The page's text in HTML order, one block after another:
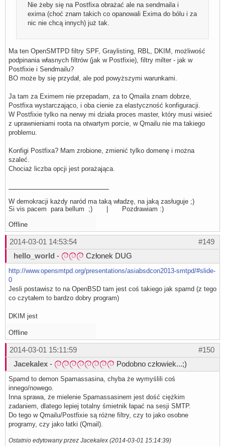
Nie żeby się na Postfixa obrażać ale na sendmaila i
exima (choć znam takich co opanowali Exima do bólu i za
nic nie chcą innych) już tak.
Ma ten OpenSMTPD filtry SPF, Graylisting, RBL, DKIM, możliwość
podpinania własnych filtrów (jak w Postfixie), filtry milter - jak w
Postfixie i Sendmailu?
BO może by się przydał, ale pod powyższymi warunkami.
Ja tam za Eximem nie przepadam, za to Qmaila znam dobrze,
Postfixa wystarczająco, i oba cienie za elastyczność konfiguracji.
W Postfixie tylko na nerwy mi działa proces master, który musi wisieć
z uprawnieniami roota na otwartym porcie, w Qmailu nie ma takiego
problemu.
Konfigi Postfixa? Mam zrobione, zmienić tylko domenę i można
szaleć.
Chociaż liczba opcji jest porażająca.
W demokracji każdy naród ma taką władzę, na jaką zasługuje ;)
Si vis pacem para bellum ;) | Pozdrawiam :)
Offline
#149
2014-03-01 14:53:54
hello_world - Członek DUG
http://www.opensmtpd.org/presentations/asiabsdcon2013-smtpd/#slide-
0
Jesli postawisz to na OpenBSD tam jest coś takiego jak spamd (z tego
co czytałem to bardzo dobry program)
DKIM jest
Offline
#150
2014-03-01 15:11:59
Jacekalex - Podobno człowiek...;)
Spamd to demon Spamassasina, chyba że wymyślili coś
innego/nowego.
Inna sprawa, że mielenie Spamassasinem jest dość ciężkim
zadaniem, dlatego lepiej totalny śmietnik łapać na sesji SMTP.
Do tego w Qmailu/Postfixie są różne filtry, czy to jako osobne
programy, czy jako łatki (Qmail).
Ostatnio edytowany przez Jacekalex (2014-03-01 15:14:39)